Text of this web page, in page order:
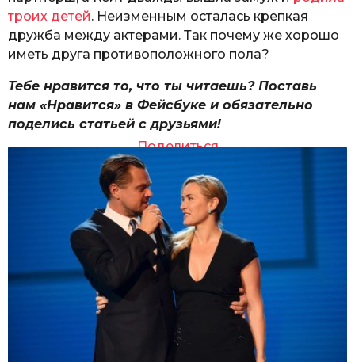
троих детей. Неизменным осталась крепкая
дружба между актерами. Так почему же хорошо
иметь друга противоположного пола?
Тебе нравится то, что ты читаешь? Поставь
нам «Нравится» в Фейсбуке и обязательно
поделись статьей с друзьями!
Поделиться